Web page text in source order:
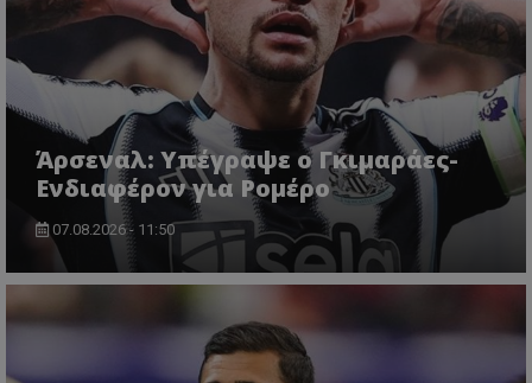
Άρσεναλ: Υπέγραψε ο Γκιμαράες-
Ενδιαφέρον για Ρομέρο
07.08.2026 - 11:50